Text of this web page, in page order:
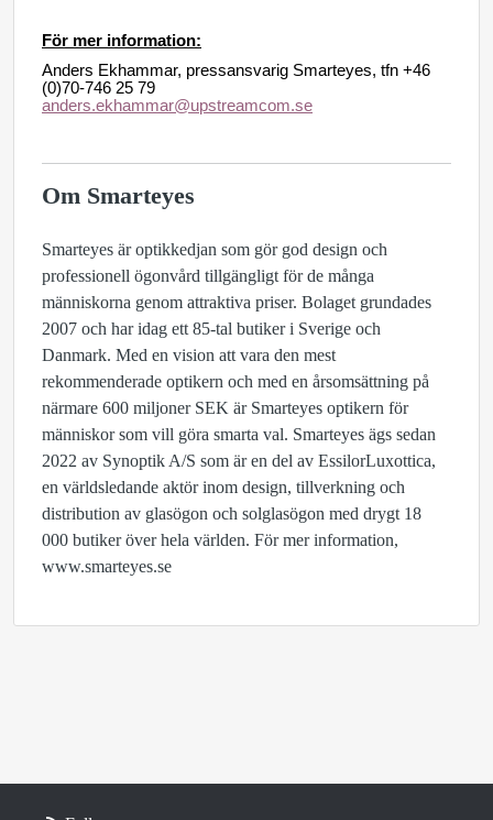
För mer information:
Anders Ekhammar, pressansvarig Smarteyes, tfn +46
(0)70-746 25 79
anders.ekhammar@upstreamcom.se
Om Smarteyes
Smarteyes är optikkedjan som gör god design och
professionell ögonvård tillgängligt för de många
människorna genom attraktiva priser. Bolaget grundades
2007 och har idag ett 85-tal butiker i Sverige och
Danmark. Med en vision att vara den mest
rekommenderade optikern och med en årsomsättning på
närmare 600 miljoner SEK är Smarteyes optikern för
människor som vill göra smarta val. Smarteyes ägs sedan
2022 av Synoptik A/S som är en del av EssilorLuxottica,
en världsledande aktör inom design, tillverkning och
distribution av glasögon och solglasögon med drygt 18
000 butiker över hela världen. För mer information,
www.smarteyes.se